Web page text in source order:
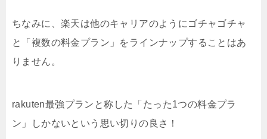
ちなみに、楽天は他のキャリアのようにゴチャゴチャ
と「複数の料金プラン」をラインナップすることはあ
りません。
rakuten最強プランと称した「たった1つの料金プラ
ン」しかないという思い切りの良さ！